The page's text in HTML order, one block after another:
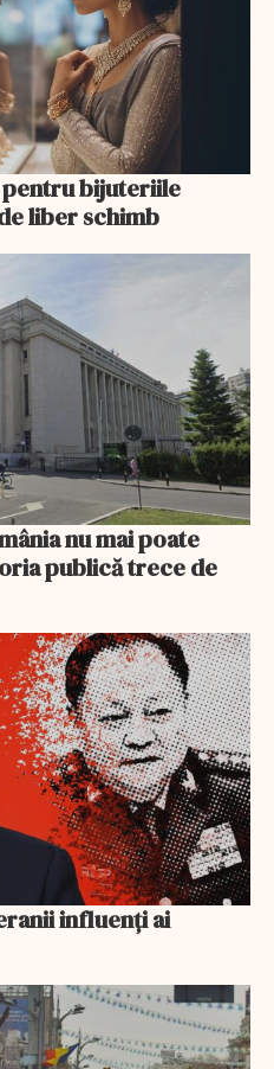
pentru bijuteriile
liber schimb
nu mai poate
publică trece de
influenți ai